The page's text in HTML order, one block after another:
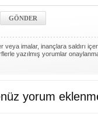
imalar, inançlara saldırı
yazılmış yorumlar
yorum